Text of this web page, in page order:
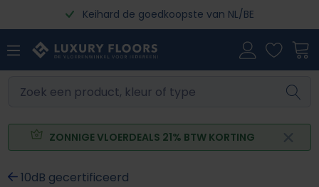
Ga naar de hoofdinhoudKeihard de goedkoopste van NL/BE
ZONNIGE VLOERDEALS 21% BTW KORTING
10dB gecertificeerd